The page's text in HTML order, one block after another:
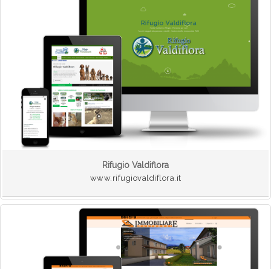
Rifugio Valdiflora
www.rifugiovaldiflora.it